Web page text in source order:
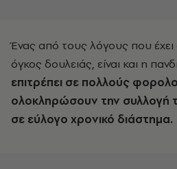
Ένας από τους λόγους που
όγκος δουλειάς, είναι και η
επιτρέπει σε πολλούς
ολοκληρώσουν την συλλογή
σε εύλογο χρονικό διάστημα.